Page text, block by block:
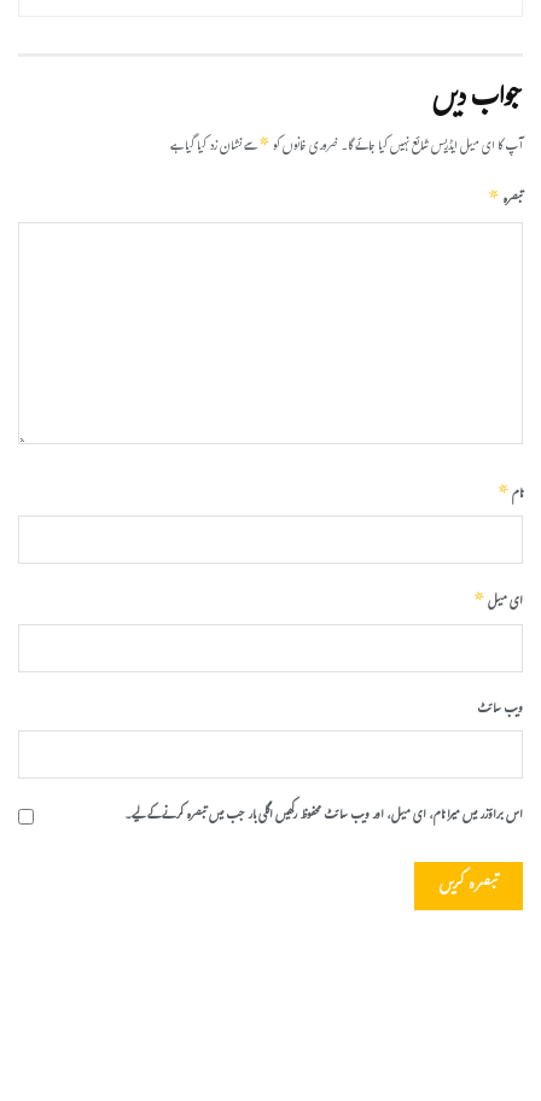
جواب دیں
آپ کا ای میل ایڈریس شائع نہیں کیا جائے گا۔ضروری خانوں کو*سے نشان زد کیا گیا ہے
تبصرہ*
نام*
ای میل*
ویب‌ سائٹ
اس براؤزر میں میرا نام، ای میل، اور ویب سائٹ محفوظ رکھیں اگلی بار جب میں تبصرہ کرنے کےلیے۔